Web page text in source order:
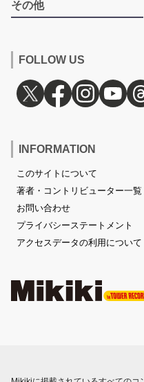
その他
FOLLOW US
INFORMATION
このサイトについて
著者・コントリビューター一覧
お問い合わせ
プライバシーステートメント
アクセスデータの利用について